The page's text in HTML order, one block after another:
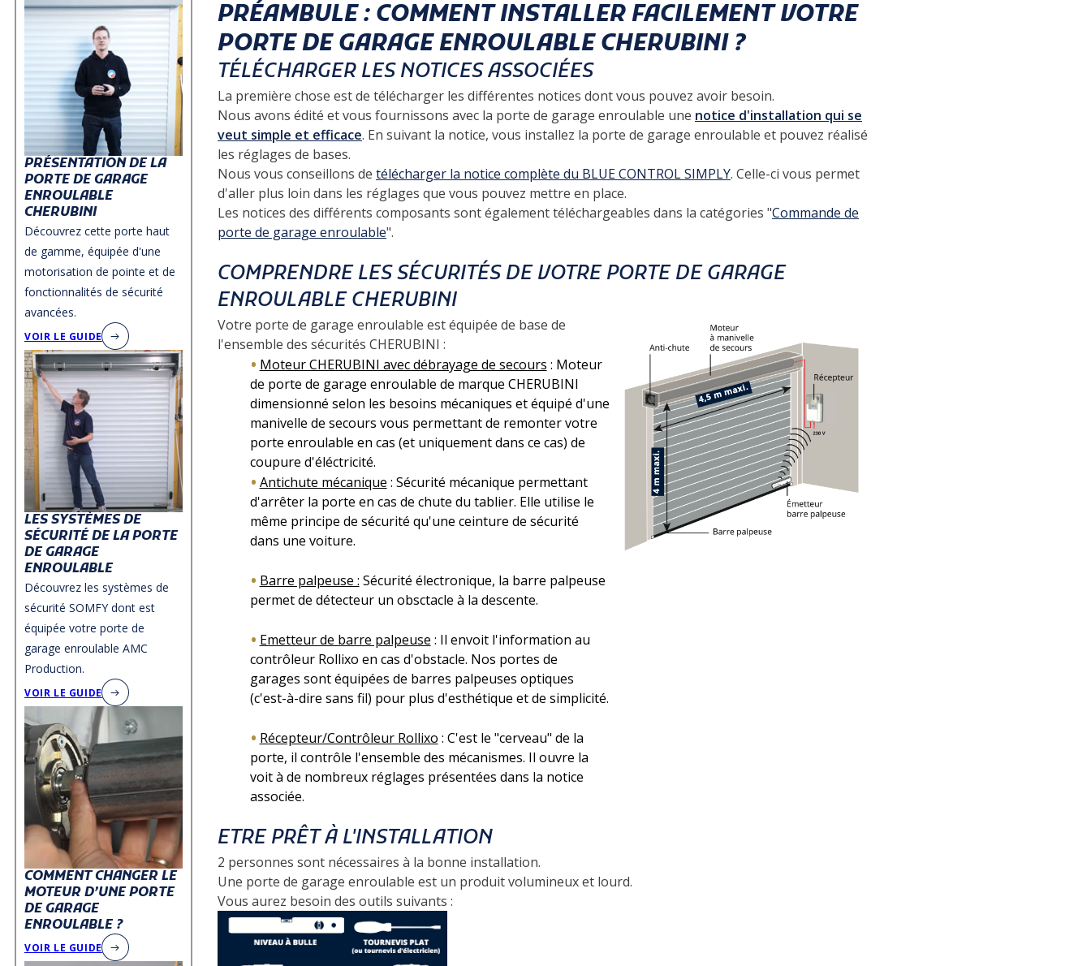
PRÉSENTATION DE LA
PORTE DE GARAGE
ENROULABLE
CHERUBINI
Découvrez cette porte haut
de gamme, équipée d'une
motorisation de pointe et de
fonctionnalités de sécurité
avancées.
VOIR LE GUIDE
LES SYSTÈMES DE
SÉCURITÉ DE LA PORTE
DE GARAGE
ENROULABLE
Découvrez les systèmes de
sécurité SOMFY dont est
équipée votre porte de
garage enroulable AMC
Production.
VOIR LE GUIDE
COMMENT CHANGER LE
MOTEUR D’UNE PORTE
DE GARAGE
ENROULABLE ?
VOIR LE GUIDE
PRÉAMBULE : COMMENT INSTALLER FACILEMENT VOTRE
PORTE DE GARAGE ENROULABLE CHERUBINI ?
TÉLÉCHARGER LES NOTICES ASSOCIÉES
La première chose est de télécharger les différentes notices dont vous pouvez avoir besoin.
Nous avons édité et vous fournissons avec la porte de garage enroulable une notice d'installation qui se
veut simple et efficace. En suivant la notice, vous installez la porte de garage enroulable et pouvez réalisé
les réglages de bases.
Nous vous conseillons de télécharger la notice complète du BLUE CONTROL SIMPLY. Celle-ci vous permet
d'aller plus loin dans les réglages que vous pouvez mettre en place.
Les notices des différents composants sont également téléchargeables dans la catégories "Commande de
porte de garage enroulable".
COMPRENDRE LES SÉCURITÉS DE VOTRE PORTE DE GARAGE
ENROULABLE CHERUBINI
Votre porte de garage enroulable est équipée de base de
l'ensemble des sécurités CHERUBINI :
Moteur CHERUBINI avec débrayage de secours : Moteur
de porte de garage enroulable de marque CHERUBINI
dimensionné selon les besoins mécaniques et équipé d'une
manivelle de secours vous permettant de remonter votre
porte enroulable en cas (et uniquement dans ce cas) de
coupure d'éléctricité.
Antichute mécanique : Sécurité mécanique permettant
d'arrêter la porte en cas de chute du tablier. Elle utilise le
même principe de sécurité qu'une ceinture de sécurité
dans une voiture.
Barre palpeuse : Sécurité électronique, la barre palpeuse
permet de détecteur un obsctacle à la descente.
Emetteur de barre palpeuse : Il envoit l'information au
contrôleur Rollixo en cas d'obstacle. Nos portes de
garages sont équipées de barres palpeuses optiques
(c'est-à-dire sans fil) pour plus d'esthétique et de simplicité.
Récepteur/Contrôleur Rollixo : C'est le "cerveau" de la
porte, il contrôle l'ensemble des mécanismes. Il ouvre la
voit à de nombreux réglages présentées dans la notice
associée.
ETRE PRÊT À L'INSTALLATION
2 personnes sont nécessaires à la bonne installation.
Une porte de garage enroulable est un produit volumineux et lourd.
Vous aurez besoin des outils suivants :